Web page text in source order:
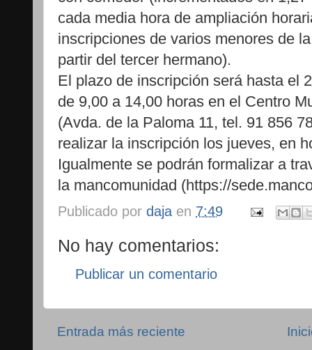
cada media hora de ampliación
inscripciones de varios menores de
partir del tercer hermano).
El plazo de inscripción será hasta el
de 9,00 a 14,00 horas en el Centro
(Avda. de la Paloma 11, tel. 91 856
realizar la inscripción los jueves, en
Igualmente se podrán formalizar a
la mancomunidad (https://
Publicado por daja en 7:49
No hay comentarios:
Publicar un comentario
Entrada más reciente